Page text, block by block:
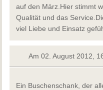
auf den März.Hier stimmt
Qualität und das
viel Liebe und Einsatz
Am 02. August 2012,
Ein Buschenschank, der